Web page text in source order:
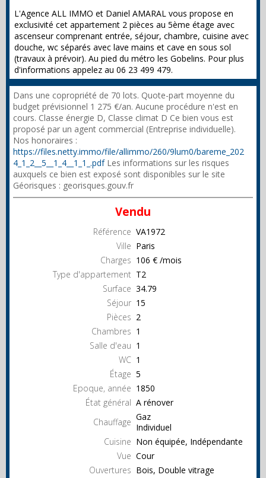
L'Agence ALL IMMO et Daniel AMARAL vous propose en
exclusivité cet appartement 2 pièces au 5ème étage avec
ascenseur comprenant entrée, séjour, chambre, cuisine avec
douche, wc séparés avec lave mains et cave en sous sol
(travaux à prévoir). Au pied du métro les Gobelins. Pour plus
d'informations appelez au 06 23 499 479.
Dans une copropriété de 70 lots. Quote-part moyenne du
budget prévisionnel 1 275 €/an. Aucune procédure n'est en
cours. Classe énergie D, Classe climat D Ce bien vous est
proposé par un agent commercial (Entreprise individuelle).
Nos honoraires :
https://files.netty.immo/file/allimmo/260/9lum0/bareme_202
4_1_2__5__1_4__1_1_.pdfLes informations sur les risques
auxquels ce bien est exposé sont disponibles sur le site
Géorisques : georisques.gouv.fr
Vendu
Référence VA1972
Ville Paris
Charges 106 € /mois
Type d'appartement T2
Surface 34.79
Séjour 15
Pièces 2
Chambres 1
Salle d'eau 1
WC 1
Étage 5
Epoque, année 1850
État général A rénover
Chauffage Gaz
Individuel
Cuisine Non équipée, Indépendante
Vue Cour
Ouvertures Bois, Double vitrage